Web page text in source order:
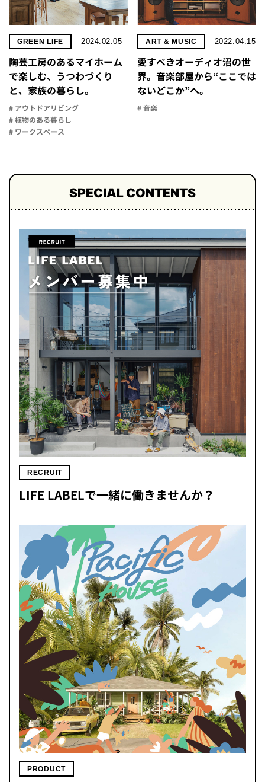
GREEN LIFE 2024.02.05
陶芸工房のあるマイホーム
で楽しむ、うつわづくり
と、家族の暮らし。
# アウトドアリビング
# 植物のある暮らし
# ワークスペース
ART & MUSIC 2022.04.15
愛すべきオーディオ沼の世
界。音楽部屋から“ここでは
ないどこか”へ。
# 音楽
SPECIAL CONTENTS
RECRUIT
LIFE LABELで一緒に働きませんか？
PRODUCT